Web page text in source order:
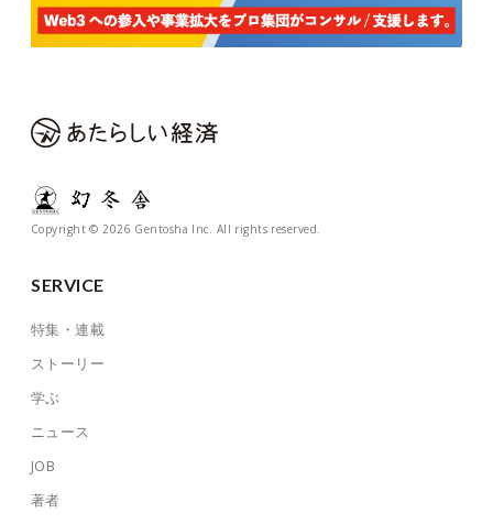
Copyright © 2026 Gentosha Inc. All rights reserved.
SERVICE
特集・連載
ストーリー
学ぶ
ニュース
JOB
著者